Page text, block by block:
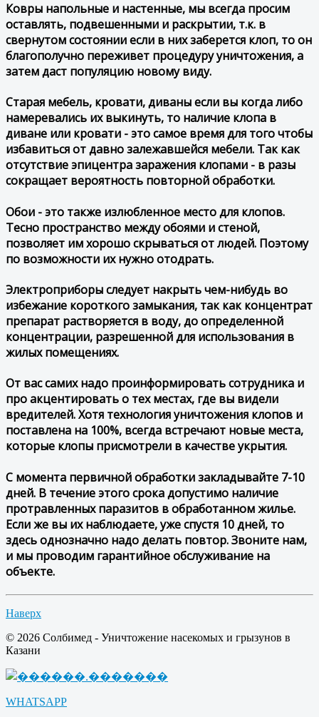
Ковры напольные и настенные, мы всегда просим
оставлять, подвешенными и раскрытии, т.к. в
свернутом состоянии если в них заберется клоп, то он
благополучно переживет процедуру уничтожения, а
затем даст популяцию новому виду.
Старая мебель, кровати, диваны если вы когда либо
намеревались их выкинуть, то наличие клопа в
диване или кровати - это самое время для того чтобы
избавиться от давно залежавшейся мебели. Так как
отсутствие эпицентра заражения клопами - в разы
сокращает вероятность повторной обработки.
Обои - это также излюбленное место для клопов.
Тесно пространство между обоями и стеной,
позволяет им хорошо скрываться от людей. Поэтому
по возможности их нужно отодрать.
Электроприборы следует накрыть чем-нибудь во
избежание короткого замыкания, так как концентрат
препарат растворяется в воду, до определенной
концентрации, разрешенной для использования в
жилых помещениях.
От вас самих надо проинформировать сотрудника и
про акцентировать о тех местах, где вы видели
вредителей. Хотя технология уничтожения клопов и
поставлена на 100%, всегда встречают новые места,
которые клопы присмотрели в качестве укрытия.
С момента первичной обработки закладывайте 7-10
дней. В течение этого срока допустимо наличие
протравленных паразитов в обработанном жилье.
Если же вы их наблюдаете, уже спустя 10 дней, то
здесь однозначно надо делать повтор. Звоните нам,
и мы проводим гарантийное обслуживание на
объекте.
Наверх
© 2026 Солбимед - Уничтожение насекомых и грызунов в
Казани
WHATSAPP